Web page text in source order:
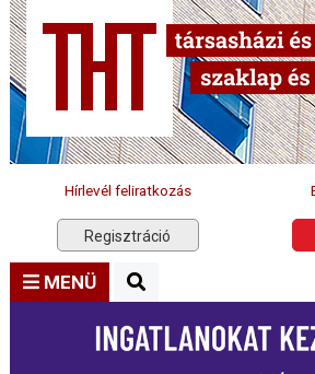
Hírlevél feliratkozás
Regisztráció
MENÜ